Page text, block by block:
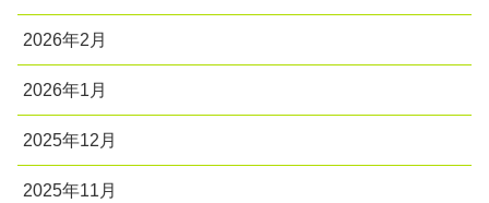
2026年2月
2026年1月
2025年12月
2025年11月